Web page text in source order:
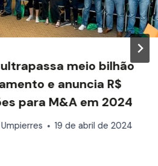
meio bilhão
e anuncia R$
para M&A em 2024
19 de abril de 2024